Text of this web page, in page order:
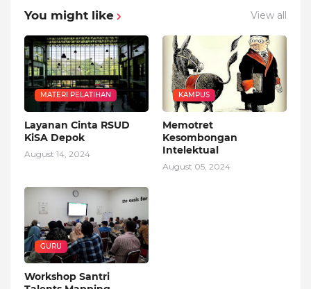
You might like View all
MATERI PELATIHAN
Layanan Cinta RSUD
KiSA Depok
August 14, 2024
KAMPUS
Memotret
Kesombongan
Intelektual
August 05, 2024
GURU
Workshop Santri